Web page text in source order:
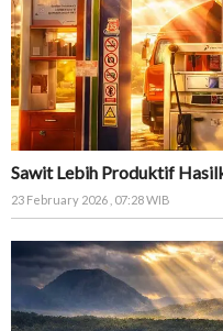
Sawit Lebih Produktif
23 February 2026 , 07:28 WIB